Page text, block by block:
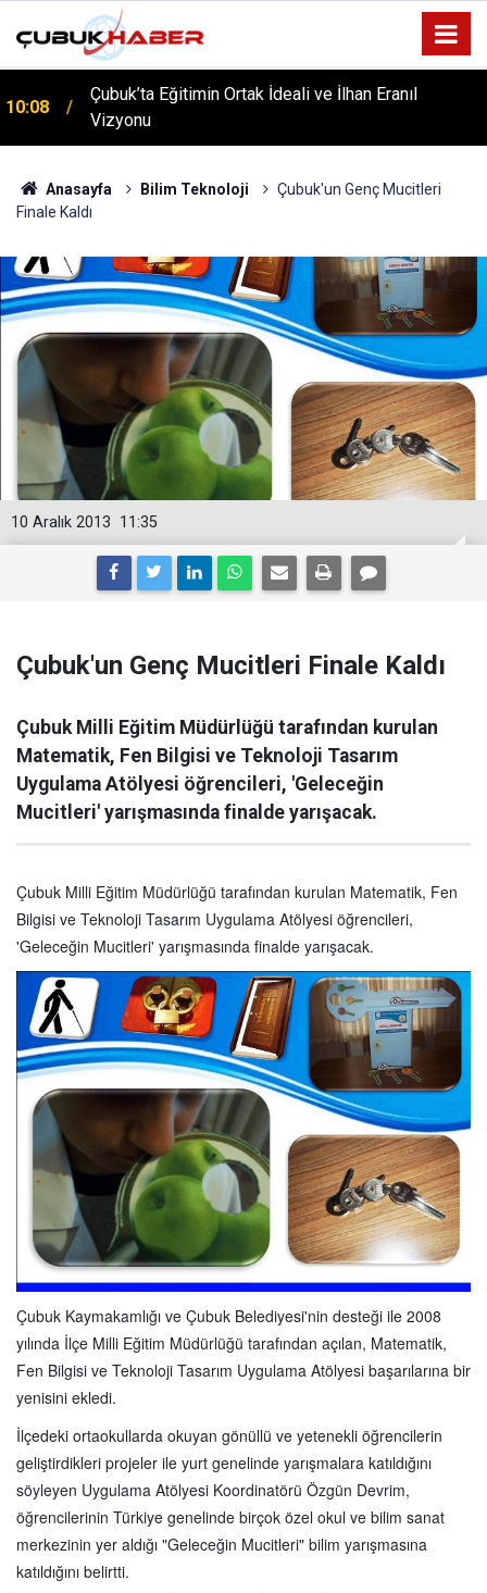
12:06
ÇUBUK’TA ‘YAZA MERHABA’ COŞKUSU: Kursiyerler
Gönüllerince Eğlendi!
Anasayfa Bilim Teknoloji
Çubuk'un Genç Mucitleri
Finale Kaldı
11:35
10 Aralık 2013
Çubuk'un Genç Mucitleri Finale Kaldı
Çubuk Milli Eğitim Müdürlüğü tarafından kurulan
Matematik, Fen Bilgisi ve Teknoloji Tasarım
Uygulama Atölyesi öğrencileri, 'Geleceğin
Mucitleri' yarışmasında finalde yarışacak.
Çubuk Milli Eğitim Müdürlüğü tarafından kurulan Matematik, Fen
Bilgisi ve Teknoloji Tasarım Uygulama Atölyesi öğrencileri,
'Geleceğin Mucitleri' yarışmasında finalde yarışacak.
Çubuk Kaymakamlığı ve Çubuk Belediyesi'nin desteği ile 2008
yılında İlçe Milli Eğitim Müdürlüğü tarafından açılan, Matematik,
Fen Bilgisi ve Teknoloji Tasarım Uygulama Atölyesi başarılarına bir
yenisini ekledi.
İlçedeki ortaokullarda okuyan gönüllü ve yetenekli öğrencilerin
geliştirdikleri projeler ile yurt genelinde yarışmalara katıldığını
söyleyen Uygulama Atölyesi Koordinatörü Özgün Devrim,
öğrencilerinin Türkiye genelinde birçok özel okul ve bilim sanat
merkezinin yer aldığı "Geleceğin Mucitleri" bilim yarışmasına
katıldığını belirtti.